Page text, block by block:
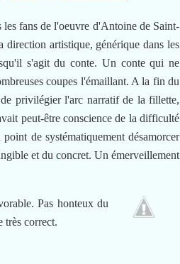
fans de l'oeuvre d'Antoine de Saint-
direction artistique, générique dans les
s'agit du conte. Un conte qui ne
coupes l'émaillant. A la fin du
privilégier l'arc narratif de la fillette,
peut-être conscience de la difficulté
de systématiquement désamorcer
et du concret. Un émerveillement
Pas honteux du
très correct.